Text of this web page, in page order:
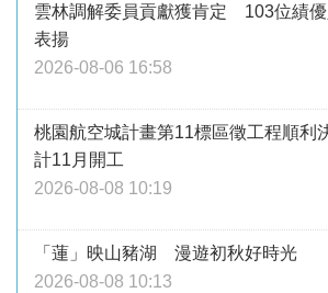
雲林調解委員貢獻獲肯定 103位績
表揚
2026-08-06 16:58
桃園航空城計畫第11標區徵工程順
計11月開工
2026-08-08 10:19
「蓮」映山豬湖 漫遊初秋好時光
2026-08-08 10:13